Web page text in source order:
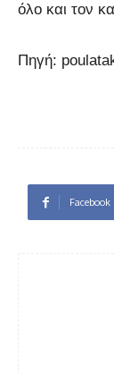
όλο και τον
Πηγή:
Facebook